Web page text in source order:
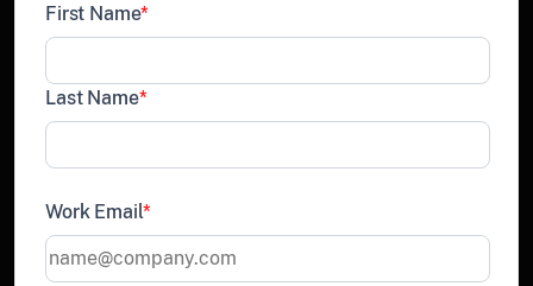
First Name*
Last Name*
Work Email*